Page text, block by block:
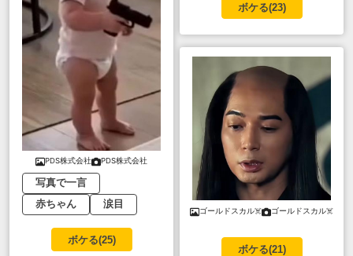
PDS株式会社 PDS株式会社
写真で一言
赤ちゃん
涙目
ボケる(25)
ボケる(23)
ゴールドスカル☠️ ゴールドスカル☠️
ボケる(21)